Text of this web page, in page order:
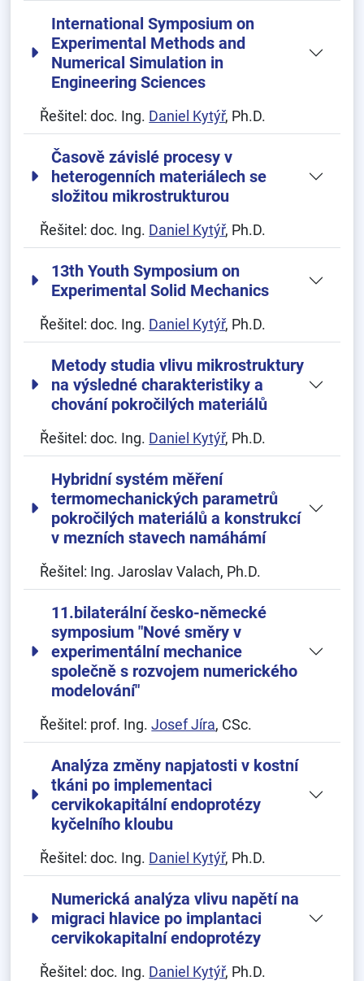
International Symposium on
Experimental Methods and
Numerical Simulation in
Engineering Sciences
Řešitel: doc. Ing. Daniel Kytýř, Ph.D.
Časově závislé procesy v
heterogenních materiálech se
složitou mikrostrukturou
Řešitel: doc. Ing. Daniel Kytýř, Ph.D.
13th Youth Symposium on
Experimental Solid Mechanics
Řešitel: doc. Ing. Daniel Kytýř, Ph.D.
Metody studia vlivu mikrostruktury
na výsledné charakteristiky a
chování pokročilých materiálů
Řešitel: doc. Ing. Daniel Kytýř, Ph.D.
Hybridní systém měření
termomechanických parametrů
pokročilých materiálů a konstrukcí
v mezních stavech namáhámí
Řešitel: Ing. Jaroslav Valach, Ph.D.
11.bilaterální česko-německé
symposium "Nové směry v
experimentální mechanice
společně s rozvojem numerického
modelování"
Řešitel: prof. Ing.Josef Jíra, CSc.
Analýza změny napjatosti v kostní
tkáni po implementaci
cervikokapitální endoprotézy
kyčelního kloubu
Řešitel: doc. Ing. Daniel Kytýř, Ph.D.
Numerická analýza vlivu napětí na
migraci hlavice po implantaci
cervikokapitalní endoprotézy
Řešitel: doc. Ing. Daniel Kytýř, Ph.D.